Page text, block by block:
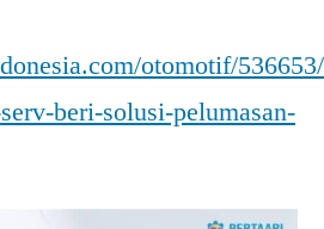
otomotif/
beri-solusi-pelumasan-